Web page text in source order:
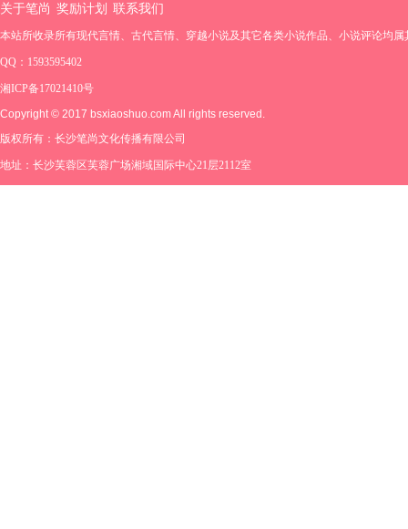
关于笔尚 奖励计划 联系我们
本站所收录所有现代言情、古代言情、穿越小说及其它各类小说作品、小说评论均
QQ：1593595402
湘ICP备17021410号
Copyright © 2017 bsxiaoshuo.com All rights reserved.
版权所有：长沙笔尚文化传播有限公司
地址：长沙芙蓉区芙蓉广场湘域国际中心21层2112室